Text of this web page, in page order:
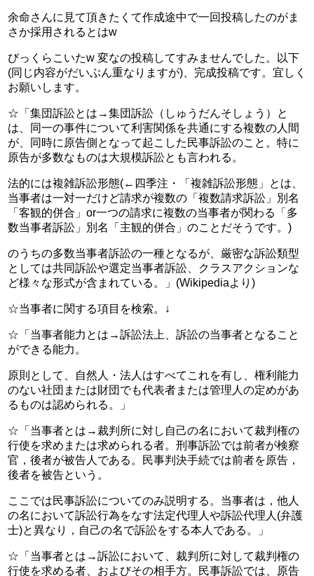
余命さんに見て頂きたくて作成途中で一回投稿したのがま
さか採用されるとはw
びっくらこいたw 変なの投稿してすみませんでした。以下
(同じ内容がだいぶん重なりますが)、完成投稿です。宜しく
お願いします。
☆「集団訴訟とは→集団訴訟（しゅうだんそしょう）と
は、同一の事件について利害関係を共通にする複数の人間
が、同時に原告側となって起こした民事訴訟のこと。特に
原告が多数なものは大規模訴訟とも言われる。
法的には複雑訴訟形態(←四季注・「複雑訴訟形態」とは、
当事者は一対一だけど請求が複数の「複数請求訴訟」別名
「客観的併合」or一つの請求に複数の当事者が関わる「多
数当事者訴訟」別名「主観的併合」のことだそうです。)
のうちの多数当事者訴訟の一種となるが、厳密な訴訟類型
としては共同訴訟や選定当事者訴訟、クラスアクションな
ど様々な形式が含まれている。」(Wikipediaより)
☆当事者に関する項目を検索。↓
☆「当事者能力とは→訴訟法上、訴訟の当事者となること
ができる能力。
原則として、自然人・法人はすべてこれを有し、権利能力
のない社団または財団でも代表者または管理人の定めがあ
るものは認められる。」
☆「当事者とは→裁判所に対し自己の名において裁判権の
行使を求めまたは求められる者。刑事訴訟では前者が検察
官，後者が被告人である。民事判決手続では前者を原告，
後者を被告という。
ここでは民事訴訟についてのみ説明する。当事者は，他人
の名において訴訟行為をなす法定代理人や訴訟代理人(弁護
士)と異なり，自己の名で訴訟をする本人である。」
☆「当事者とは→訴訟において、裁判所に対して裁判権の
行使を求める者、およびその相手方。民事訴訟では、原告